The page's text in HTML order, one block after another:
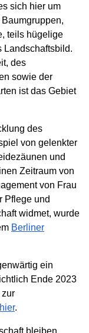
sich hier um
teils hügelige
Landschaftsbild.
des
sowie der
ist das Gebiet
des
von gelenkter
und
Zeitraum von
von Frau
Pflege und
widmet, wurde
Berliner
ein
Ende 2023
zur
hier.
bleiben